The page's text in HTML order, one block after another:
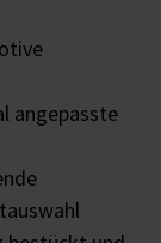
angepasste